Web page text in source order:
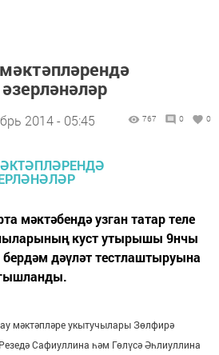
2014 - 05:45 767 0 0
мәктәбендә узган татар теле
куст утырышы 9нчы
дәүләт тестлаштыруына
мәктәпләре укытучылары Зөлфирә
Сафиуллина һәм Гөлүсә Әһлиуллина